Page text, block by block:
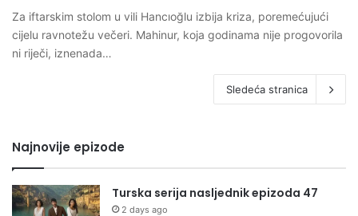
Za iftarskim stolom u vili Hancıoğlu izbija kriza, poremećujući
cijelu ravnotežu večeri. Mahinur, koja godinama nije progovorila
ni riječi, iznenada…
Sledeća stranica
Najnovije epizode
Turska serija nasljednik epizoda 47
2 days ago